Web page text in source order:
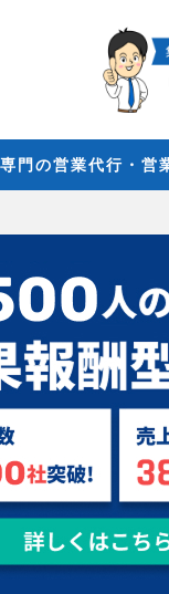
門の営業代行・営